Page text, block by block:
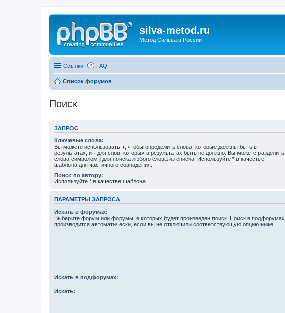
silva-metod.ru
Метод Сильва в России
Ссылки FAQ
Список форумов
Поиск
ЗАПРОС
Ключевые слова:
Вы можете использовать + , чтобы определить слова, которые должны быть в
результатах, и - для слов, которых в результатах быть не должно. Вы можете разделить
слова символом | для поиска любого слова из списка. Используйте * в качестве
шаблона для частичного совпадения.
Поиск по автору:
Используйте * в качестве шаблона.
ПАРАМЕТРЫ ЗАПРОСА
Искать в форумах:
Выберите форум или форумы, в которых будет произведён поиск. Поиск в подфорумах
производится автоматически, если вы не отключили соответствующую опцию ниже.
Искать в подфорумах:
Искать: